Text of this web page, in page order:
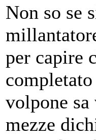
Non so se
per capire
volpone
mezze